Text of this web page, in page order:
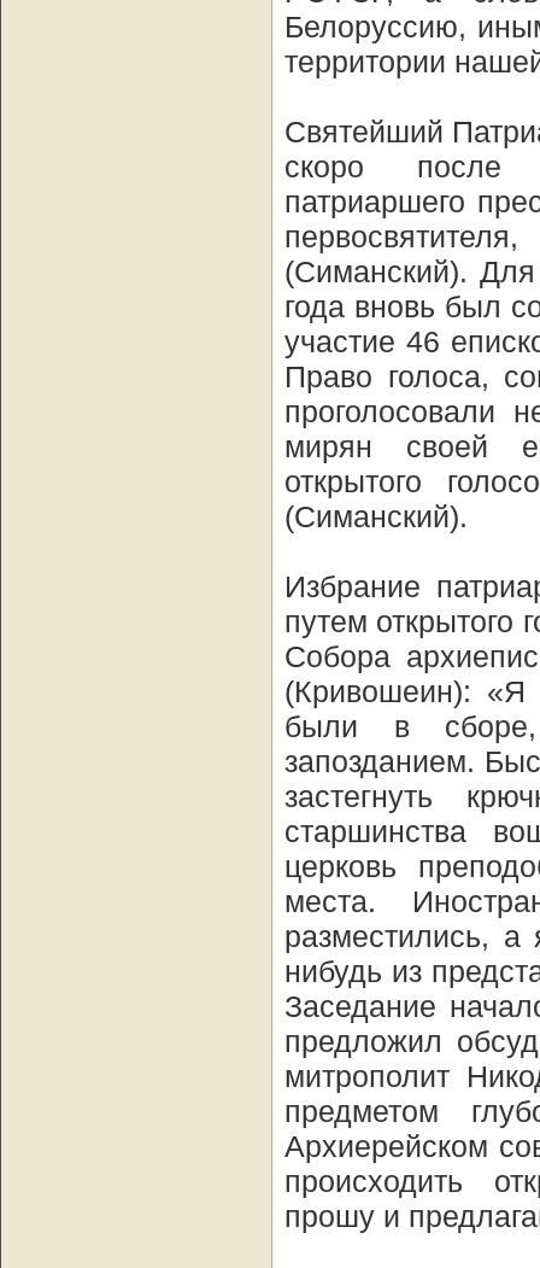
Белоруссию,
территории
Святейший
скоро после
патриаршего
(Симанский).
года вновь был
участие 46
Право голоса,
проголосовали
мирян своей
открытого
(Симанский).
Избрание
путем открытого
Собора
(Кривошеин): «Я
были в
запозданием.
застегнуть
старшинства
церковь
места.
разместились, а
нибудь из
Заседание
предложил
митрополит
предметом
Архиерейском
происходить
прошу и